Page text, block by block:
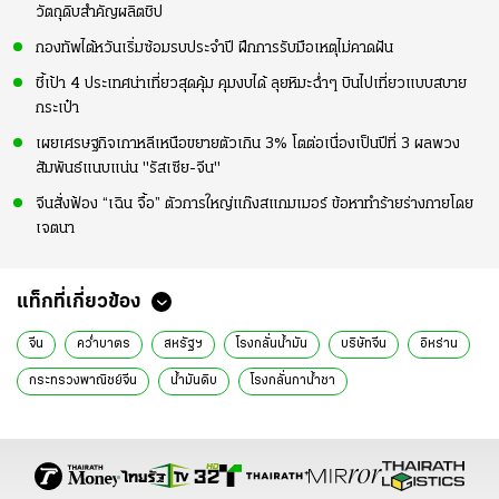
วัตถุดิบสำคัญผลิตชิป
กองทัพไต้หวันเริ่มซ้อมรบประจำปี ฝึกการรับมือเหตุไม่คาดฝัน
ชี้เป้า 4 ประเทศน่าเที่ยวสุดคุ้ม คุมงบได้ ลุยหิมะฉ่ำๆ บินไปเที่ยวแบบสบาย
กระเป๋า
เผยเศรษฐกิจเกาหลีเหนือขยายตัวเกิน 3% โตต่อเนื่องเป็นปีที่ 3 ผลพวง
สัมพันธ์แนบแน่น "รัสเซีย-จีน"
จีนสั่งฟ้อง “เฉิน จื้อ” ตัวการใหญ่แก๊งสแกมเมอร์ ข้อหาทำร้ายร่างกายโดย
เจตนา
แท็กที่เกี่ยวข้อง
จีน คว่ำบาตร สหรัฐฯ โรงกลั่นน้ำมัน บริษัทจีน อิหร่าน
กระทรวงพาณิชย์จีน น้ำมันดิบ โรงกลั่นกาน้ำชา
ข่าววันนี้